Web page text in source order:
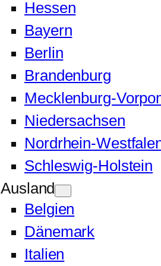
Hessen
Bayern
Berlin
Brandenburg
Mecklenburg-
Niedersachsen
Nordrhein-
Schleswig-Holstein
Ausland
Belgien
Dänemark
Italien